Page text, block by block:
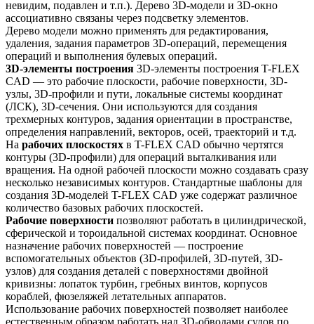
невидим, подавлен и т.п.). Дерево 3D-модели и 3D-окно
ассоциативно связаны через подсветку элементов.
Дерево модели можно применять для редактирования,
удаления, задания параметров 3D-операций, перемещения
операций и выполнения булевых операций.
3D-элементы построения 3D-элементы построения T-FLEX
CAD — это рабочие плоскости, рабочие поверхности, 3D-
узлы, 3D-профили и пути, локальные системы координат
(ЛСК), 3D-сечения. Они используются для создания
трехмерных контуров, задания ориентации в пространстве,
определения направлений, векторов, осей, траекторий и т.д.
На рабочих плоскостях в T-FLEX CAD обычно чертятся
контуры (3D-профили) для операций выталкивания или
вращения. На одной рабочей плоскости можно создавать сразу
несколько независимых контуров. Стандартные шаблоны для
создания 3D-моделей T-FLEX CAD уже содержат различное
количество базовых рабочих плоскостей.
Рабочие поверхности позволяют работать в цилиндрической,
сферической и тороидальной системах координат. Основное
назначение рабочих поверхностей — построение
вспомогательных объектов (3D-профилей, 3D-путей, 3D-
узлов) для создания деталей с поверхностями двойной
кривизны: лопаток турбин, гребных винтов, корпусов
кораблей, фюзеляжей летательных аппаратов.
Использование рабочих поверхностей позволяет наиболее
естественным образом работать над 3D-обводами судов по